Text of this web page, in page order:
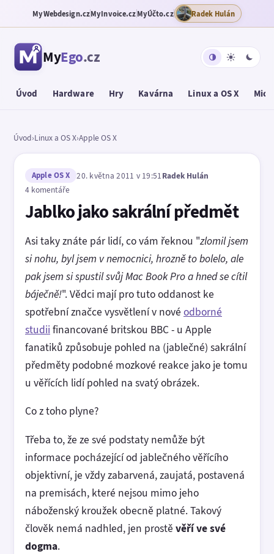
MyWebdesign.czMyInvoice.czMyÚčto.cz Radek Hulán
MyEgo.cz
Úvod Hardware Hry Kavárna Linux a OS X
Úvod›Linux a OS X›Apple OS X
Apple OS X 20. května 2011 v 19:51 Radek Hulán
4 komentáře
Jablko jako sakrální předmět
Asi taky znáte pár lidí, co vám řeknou "zlomil jsem
si nohu, byl jsem v nemocnici, hrozně to bolelo, ale
pak jsem si spustil svůj Mac Book Pro a hned se cítil
báječně!". Vědci mají pro tuto oddanost ke
spotřební značce vysvětlení v nové odborné
studii financované britskou BBC - u Apple
fanatiků způsobuje pohled na (jablečné) sakrální
předměty podobné mozkové reakce jako je tomu
u věřících lidí pohled na svatý obrázek.
Co z toho plyne?
Třeba to, že ze své podstaty nemůže být
informace pocházející od jablečného věřícího
objektivní, je vždy zabarvená, zaujatá, postavená
na premisách, které nejsou mimo jeho
náboženský kroužek obecně platné. Takový
člověk nemá nadhled, jen prostě věří ve své
dogma.